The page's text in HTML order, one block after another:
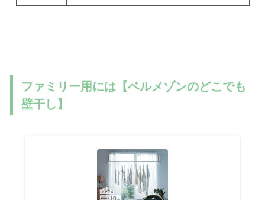
ファミリー用には【ベルメゾンのどこでも
壁干し】